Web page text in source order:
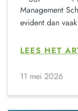
Management
evident dan
LEES HET
11 mei 2026